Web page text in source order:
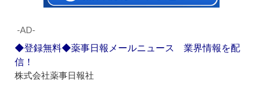
‐AD‐
◆登録無料◆薬事日報メールニュース 業界情報を配
信！
株式会社薬事日報社